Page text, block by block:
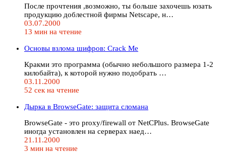
После прочтения ,возможно, ты больше захочешь юзать
продукцию доблестной фирмы Netscape, н…
03.07.2000
13 мин на чтение
Основы взлома шифров: Crack Me
Кракми это программа (обычно небольшого размера 1-2
килобайта), к которой нужно подобрать …
03.11.2000
52 сек на чтение
Дырка в BrowseGate: защита сломана
BrowseGate - это proxy/firewall от NetCPlus. BrowseGate
иногда установлен на серверах наед…
21.11.2000
3 мин на чтение